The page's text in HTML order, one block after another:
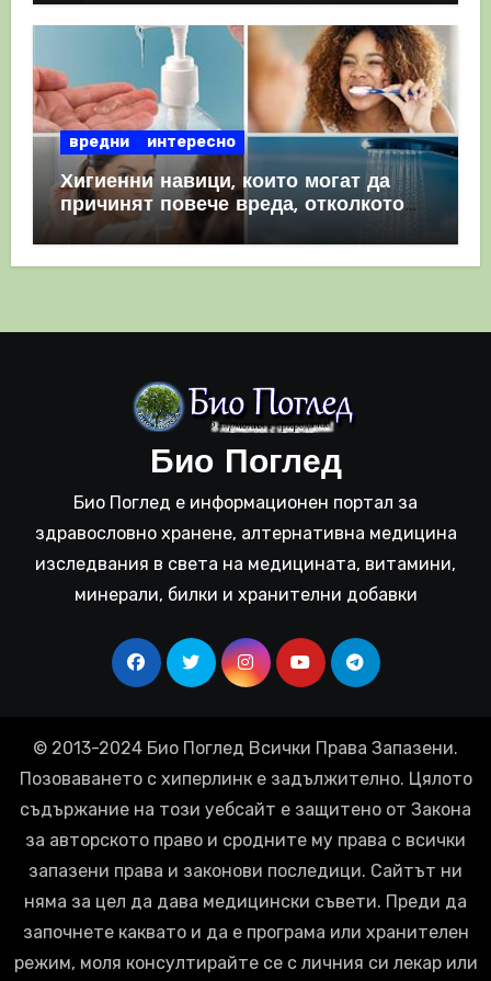
вредни интересно
Хигиенни навици, които могат да
причинят повече вреда, отколкото
полза
Био Поглед
Био Поглед е информационен портал за
здравословно хранене, алтернативна медицина
изследвания в света на медицината, витамини,
минерали, билки и хранителни добавки
© 2013-2024 Био Поглед Всички Права Запазени.
Позоваването с хиперлинк е задължително. Цялото
съдържание на този уебсайт е защитено от Закона
за авторското право и сродните му права с всички
запазени права и законови последици. Сайтът ни
няма за цел да дава медицински съвети. Преди да
започнете каквато и да е програма или хранителен
режим, моля консултирайте се с личния си лекар или